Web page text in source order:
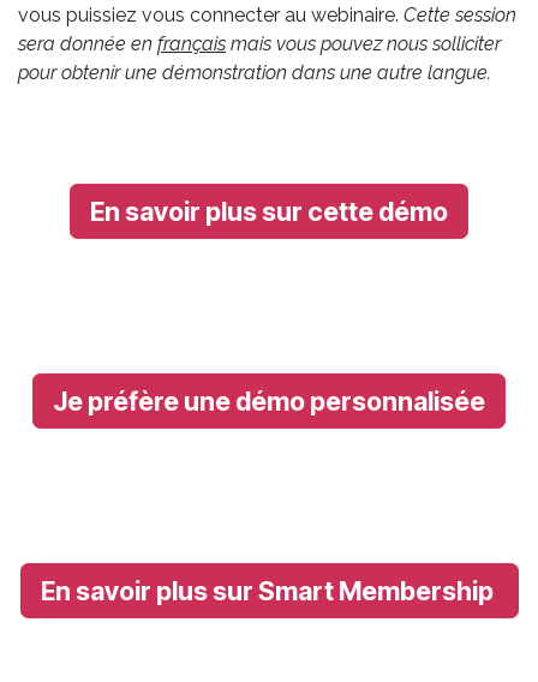
vous puissiez vous connecter au webinaire. Cette session
sera donnée en français mais vous pouvez nous solliciter
pour obtenir une démonstration dans une autre langue.
En savoir plus sur cette démo
Je préfère une démo personnalisée
En savoir plus sur Smart Membership